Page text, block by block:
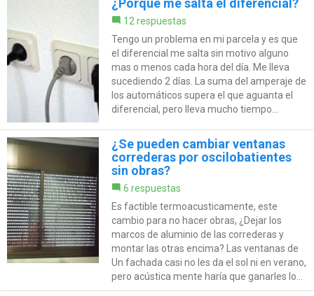
¿Porqué me salta el diferencial?
12 respuestas
Tengo un problema en mi parcela y es que
el diferencial me salta sin motivo alguno
mas o menos cada hora del día. Me lleva
sucediendo 2 días. La suma del amperaje de
los automáticos supera el que aguanta el
diferencial, pero lleva mucho tiempo...
¿Se pueden cambiar ventanas
correderas por oscilobatientes
sin obras?
6 respuestas
Es factible termoacusticamente, este
cambio para no hacer obras, ¿Dejar los
marcos de aluminio de las correderas y
montar las otras encima? Las ventanas de
Un fachada casi no les da el sol ni en verano,
pero acústica mente haría que ganarles lo...